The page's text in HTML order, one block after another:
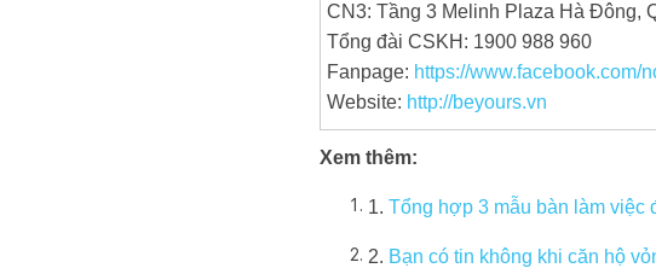
CN3: Tầng 3 Melinh Plaza Hà Đông,
Tổng đài CSKH: 1900 988 960
Fanpage: https://www.facebook.com/
Website: http://beyours.vn
Xem thêm:
1. Tổng hợp 3 mẫu bàn làm việc
2. Bạn có tin không khi căn hộ